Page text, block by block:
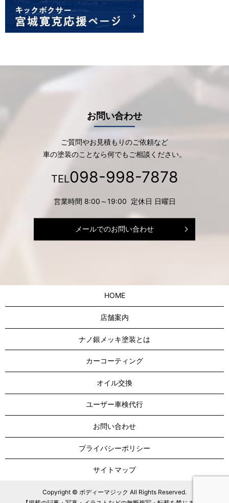
お問い合わせ
ご質問やお見積もりのご依頼など
車の塗装のことなら何でもご相談ください。
TEL098-998-7878
営業時間 8:00～19:00 定休日 日曜日
メールでのお問い合わせ
HOME
店舗案内
ナノ銀メッキ塗装とは
カーコーティング
オイル交換
ユーザー車検代行
お問い合わせ
プライバシーポリシー
サイトマップ
Copyright © ボディーマジック All Rights Reserved.